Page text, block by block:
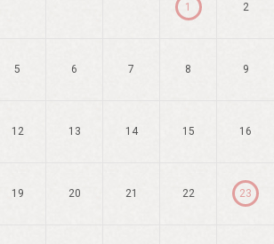
1 2
5 6 7 8 9
12 13 14 15 16
19 20 21 22 23